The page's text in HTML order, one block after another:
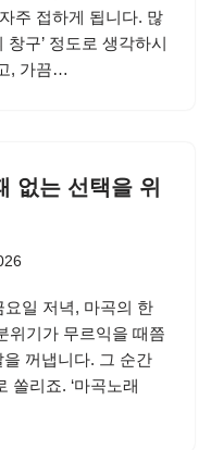
주 접하게 됩니다. 많
창구’ 정도로 생각하시
, 가끔…
없는 선택을 위
일 저녁, 마곡의 한
위기가 무르익을 때쯤
을 꺼냅니다. 그 순간
쏠리죠. ‘마곡노래